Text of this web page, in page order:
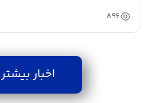
896
اخبار بیشتر